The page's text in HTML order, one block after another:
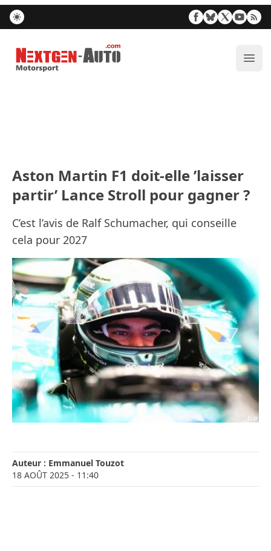
Nextgen-Auto.com
Aston Martin F1 doit-elle ’laisser
partir’ Lance Stroll pour gagner ?
C’est l’avis de Ralf Schumacher, qui conseille
cela pour 2027
Auteur : Emmanuel Touzot
18 AOÛT 2025 - 11:40